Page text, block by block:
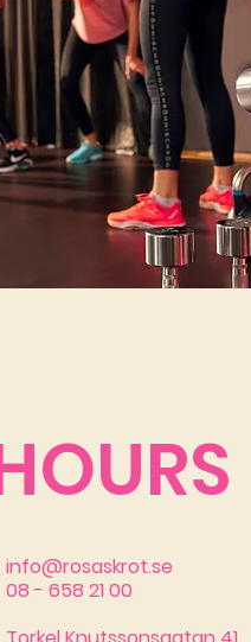
info@rosaskrot.se
08 - 658 21 00